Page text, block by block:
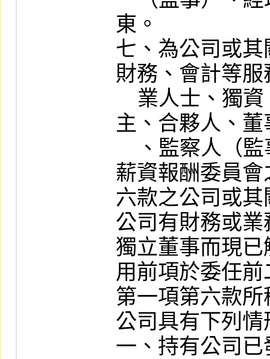
東。
七、為公司或
財務、會計等
主、合夥人、
薪資報酬委員
六款之公司或
公司有財務或
獨立董事而現
用前項於委任
第一項第六款
公司具有下列
一、持有公司